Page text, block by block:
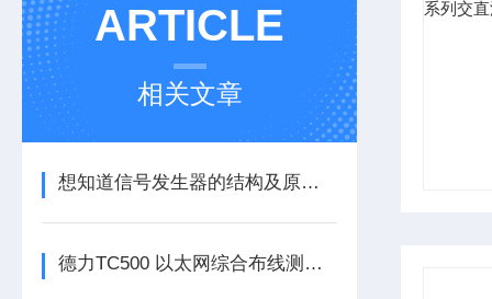
ARTICLE
相关文章
想知道信号发生器的结构及原理不妨看看这些吧
德力TC500 以太网综合布线测试仪